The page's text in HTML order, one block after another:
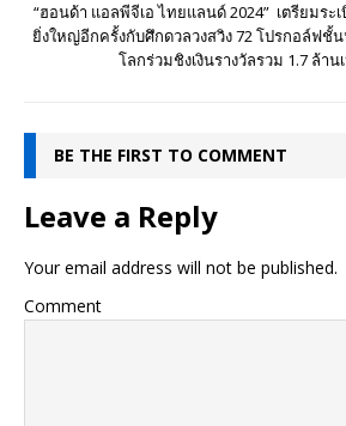
“ฮอนด้า แอลพีจีเอ ไทยแลนด์ 2024” เตรียมระ
ยิ่งใหญ่อีกครั้งกับศึกดวลวงสวิง 72 โปรกอล์ฟชั้
โลกร่วมชิงเงินรางวัลรวม 1.7 ล้า
BE THE FIRST TO COMMENT
Leave a Reply
Your email address will not be published.
Comment